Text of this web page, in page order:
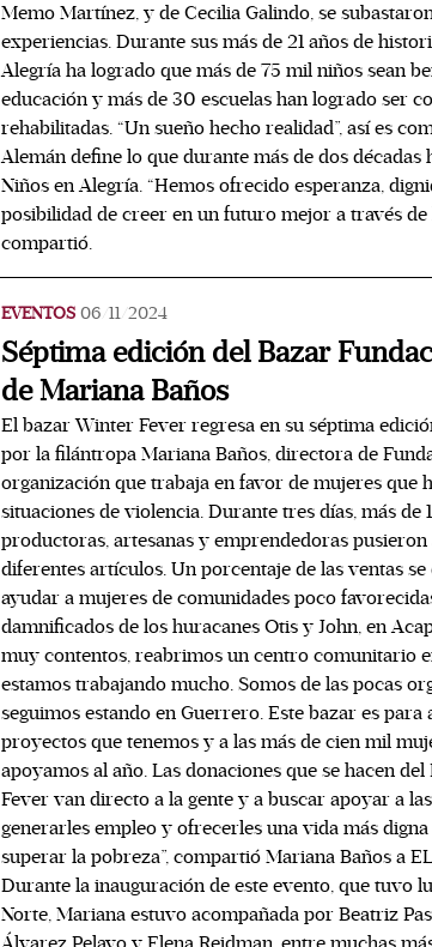
Memo Martínez, y de Cecilia Galindo, se
experiencias. Durante sus más de 21 años de
Alegría ha logrado que más de 75 mil niños sean
educación y más de 30 escuelas han logrado ser
rehabilitadas. “Un sueño hecho realidad”, así es
Alemán define lo que durante más de dos décadas
Niños en Alegría. “Hemos ofrecido esperanza,
posibilidad de creer en un futuro mejor a través de
compartió.
EVENTOS 06/11/2024
Séptima edición del Bazar
de Mariana Baños
El bazar Winter Fever regresa en su séptima
por la filántropa Mariana Baños, directora de
organización que trabaja en favor de mujeres que
situaciones de violencia. Durante tres días, más de
productoras, artesanas y emprendedoras pusieron
diferentes artículos. Un porcentaje de las ventas se
ayudar a mujeres de comunidades poco
damnificados de los huracanes Otis y John, en
muy contentos, reabrimos un centro comunitario
estamos trabajando mucho. Somos de las pocas
seguimos estando en Guerrero. Este bazar es
proyectos que tenemos y a las más de cien mil
apoyamos al año. Las donaciones que se hacen
Fever van directo a la gente y a buscar apoyar a
generarles empleo y ofrecerles una vida más digna
superar la pobreza”, compartió Mariana Baños a
Durante la inauguración de este evento, que tuvo
Norte, Mariana estuvo acompañada por Beatriz